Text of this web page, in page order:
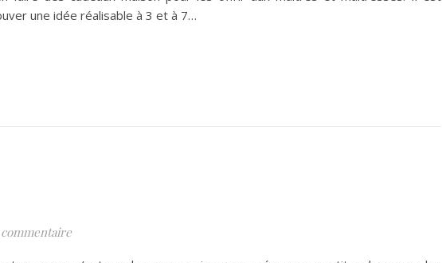
une idée réalisable à 3 et à 7…